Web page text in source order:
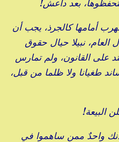
بعد داعش!
أمامها كالجرذ، يجب أن
العام، نبيلا حيال حقوق
على القانون، ولم تمارس
طغيانا ولا ظلما من قبل،
البيعة!
واحدٌ ممن ساهموا في